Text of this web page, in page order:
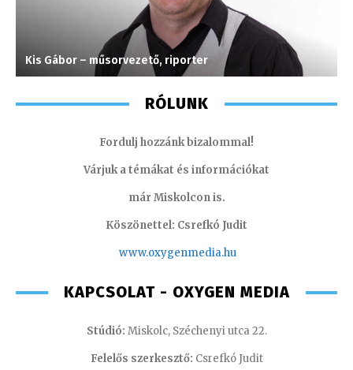
Kis Gábor – műsorvezető, riporter
RÓLUNK
Fordulj hozzánk bizalommal!
Várjuk a témákat és információkat
már Miskolcon is.
Köszönettel: Csrefkó Judit
www.oxygenmedia.hu
KAPCSOLAT - OXYGEN MEDIA
Stúdió: Miskolc, Széchenyi utca 22.
Felelős szerkesztő: Csrefkó Judit